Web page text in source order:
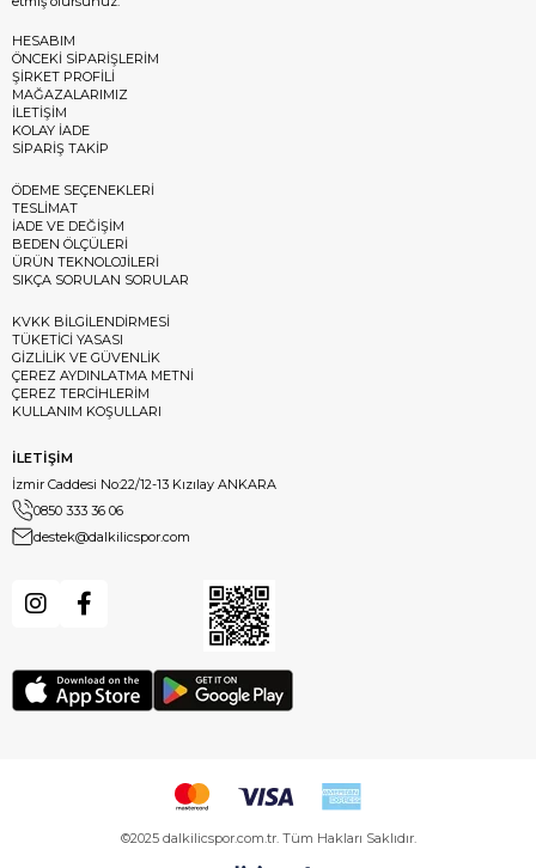
HESABIM
ÖNCEKİ SİPARİŞLERİM
ŞİRKET PROFİLİ
MAĞAZALARIMIZ
İLETİŞİM
KOLAY İADE
SİPARİŞ TAKİP
ÖDEME SEÇENEKLERİ
TESLİMAT
İADE VE DEĞİŞİM
BEDEN ÖLÇÜLERİ
ÜRÜN TEKNOLOJİLERİ
SIKÇA SORULAN SORULAR
KVKK BİLGİLENDİRMESİ
TÜKETİCİ YASASI
GİZLİLİK VE GÜVENLİK
ÇEREZ AYDINLATMA METNİ
ÇEREZ TERCİHLERİM
KULLANIM KOŞULLARI
İLETİŞİM
İzmir Caddesi No:22/12-13 Kızılay ANKARA
0850 333 36 06
destek@dalkilicspor.com
©2025 dalkilicspor.com.tr. Tüm Hakları Saklıdır.